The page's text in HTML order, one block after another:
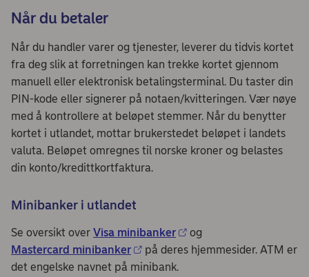
Når du betaler
Når du handler varer og tjenester, leverer du tidvis kortet
fra deg slik at forretningen kan trekke kortet gjennom
manuell eller elektronisk betalingsterminal. Du taster din
PIN-kode eller signerer på notaen/kvitteringen. Vær nøye
med å kontrollere at beløpet stemmer. Når du benytter
kortet i utlandet, mottar brukerstedet beløpet i landets
valuta. Beløpet omregnes til norske kroner og belastes
din konto/kredittkortfaktura.
Minibanker i utlandet
Se oversikt over Visa minibanker
og
Mastercard minibanker
på deres hjemmesider. ATM er
det engelske navnet på minibank.